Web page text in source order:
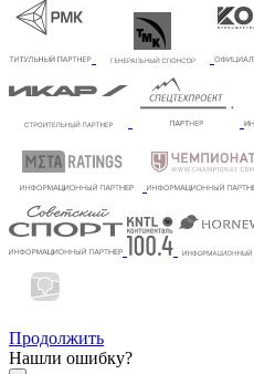
Продолжить
Нашли ошибку?